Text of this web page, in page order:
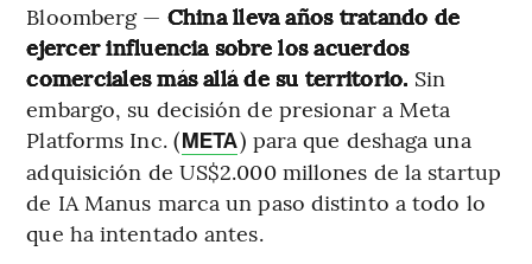
Bloomberg — China lleva años tratando de
ejercer influencia sobre los acuerdos
comerciales más allá de su territorio. Sin
embargo, su decisión de presionar a Meta
Platforms Inc. (META) para que deshaga una
adquisición de US$2.000 millones de la startup
de IA Manus marca un paso distinto a todo lo
que ha intentado antes.